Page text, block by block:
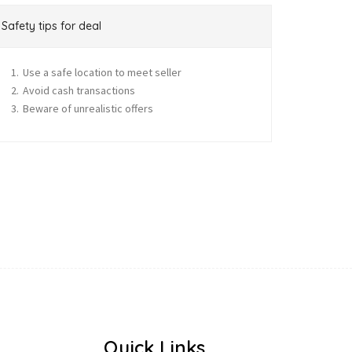
Safety tips for deal
Use a safe location to meet seller
Avoid cash transactions
Beware of unrealistic offers
Quick Links